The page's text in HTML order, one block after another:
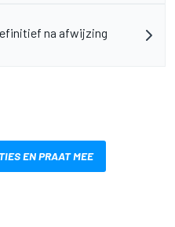
na afwijzing
EN PRAAT MEE